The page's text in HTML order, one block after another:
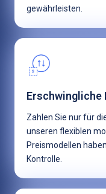
gewährleisten.
Erschwingliche
Zahlen Sie nur für
unseren flexiblen
Preismodellen
Kontrolle.